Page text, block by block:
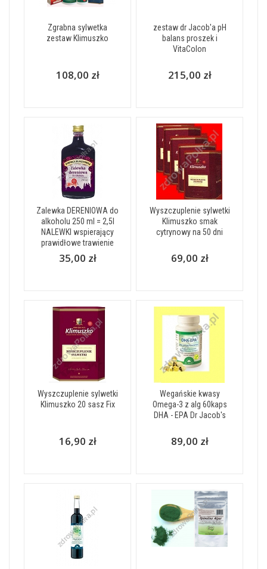
Zgrabna sylwetka
zestaw Klimuszko
108,00 zł
zestaw dr Jacob'a pH
balans proszek i
VitaColon
215,00 zł
Zalewka DERENIOWA do
alkoholu 250 ml = 2,5l
NALEWKI wspierający
prawidłowe trawienie
35,00 zł
Wyszczuplenie sylwetki
Klimuszko smak
cytrynowy na 50 dni
69,00 zł
Wyszczuplenie sylwetki
Klimuszko 20 sasz Fix
16,90 zł
Wegańskie kwasy
Omega-3 z alg 60kaps
DHA - EPA Dr Jacob's
89,00 zł